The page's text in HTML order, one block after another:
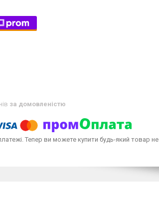
за домовленістю
Тепер ви можете купити будь-який товар не